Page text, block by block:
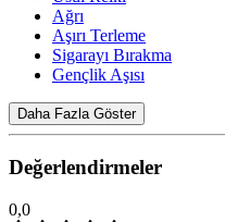
Ağrı
Aşırı Terleme
Sigarayı Bırakma
Gençlik Aşısı
Daha Fazla Göster
Değerlendirmeler
0,0